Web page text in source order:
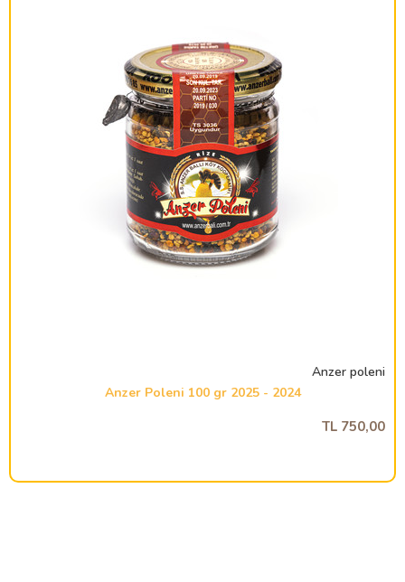
Anzer poleni
2024 - 2025 Anzer Poleni 100 gr
750,00 TL